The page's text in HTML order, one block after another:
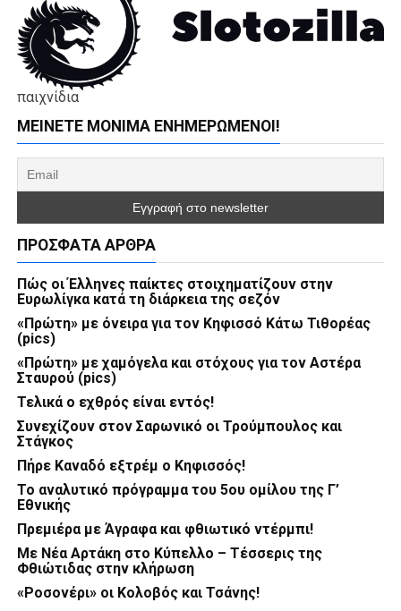
παιχνίδια
ΜΕΊΝΕΤΕ ΜΌΝΙΜΑ ΕΝΗΜΕΡΏΜΕΝΟΙ!
ΠΡΌΣΦΑΤΑ ΆΡΘΡΑ
Πώς οι Έλληνες παίκτες στοιχηματίζουν στην
Ευρωλίγκα κατά τη διάρκεια της σεζόν
«Πρώτη» με όνειρα για τον Κηφισσό Κάτω Τιθορέας
(pics)
«Πρώτη» με χαμόγελα και στόχους για τον Αστέρα
Σταυρού (pics)
Τελικά ο εχθρός είναι εντός!
Συνεχίζουν στον Σαρωνικό οι Τρούμπουλος και
Στάγκος
Πήρε Καναδό εξτρέμ ο Κηφισσός!
Το αναλυτικό πρόγραμμα του 5ου ομίλου της Γ’
Εθνικής
Πρεμιέρα με Άγραφα και φθιωτικό ντέρμπι!
Με Νέα Αρτάκη στο Κύπελλο – Τέσσερις της
Φθιώτιδας στην κλήρωση
«Ροσονέρι» οι Κολοβός και Τσάνης!